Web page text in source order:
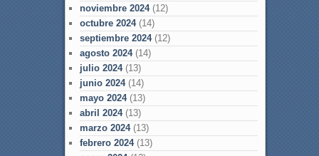
noviembre 2024(12)
octubre 2024(14)
septiembre 2024(12)
agosto 2024(14)
julio 2024(13)
junio 2024(14)
mayo 2024(13)
abril 2024(13)
marzo 2024(13)
febrero 2024(13)